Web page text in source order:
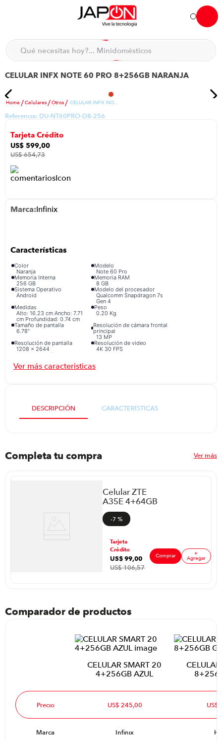
Hola... qué necesitas hoy?
Qué necesitas hoy?... Minidomésticos
Qué necesitas hoy?... Accesorios de cocina
CELULAR INFX NOTE 60 PRO 8+256GB NARANJA
Celulares Otros CELULAR INFX NOTE 60 PRO 8+256GB NARANJA
Referencia: DU-NT60PRO-D8-256
Tarjeta Crédito
US$ 599,00
US$654,73
Infinix
Color
Naranja
Modelo
Note 60 Pro
Memoria Interna
256 GB
Memoria RAM
8 GB
Sistema Operativo
Android
Modelo del procesador
Qualcomm Snapdragon 7s
Gen 4
Medidas
Alto: 16.23 cm Ancho: 7.71
cm Profundidad: 0.74 cm
Peso
0.20 Kg
Tamaño de pantalla
6.78"
Resolución de cámara frontal
principal
13 MP
Resolución de pantalla
1208 × 2644
Resolución de video
4K 30 FPS
Cantidad de cámaras traseras
Tipo de conector de carga
Resolución de cámara trasera
DESCRIPCIÓN CARACTERÍSTICAS
Completa tu compra Ver más
Celular ZTE
A35E 4+64GB
Gris
-7 %
Tarjeta
Crédito
US$ 99,00
US$106,57
Comprar +
Agregar
Comparador de productos
CELULAR SMART 20
4+256GB AZUL
Precio US$ 245,00 US$
Marca Infinix
TÉRMINOS MÁS BUSCADOS
refrigeradora
4 . scooter
6. laptop
8. iphone
10. cocina